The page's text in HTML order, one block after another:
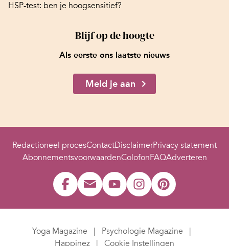
HSP-test: ben je hoogsensitief?
Blijf op de hoogte
Als eerste ons laatste nieuws
Meld je aan
Redactioneel procesContactDisclaimerPrivacy statement
AbonnementsvoorwaardenColofonFAQAdverteren
Yoga Magazine
Psychologie Magazine
Happinez
Cookie Instellingen